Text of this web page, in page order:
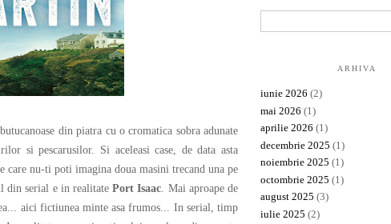
din piatra cu o cromatica sobra adunate
si pescarusilor. Si aceleasi case, de data asta
nu-ti poti imagina doua masini trecand una pe
din serial e in realitatePort Isaac . Mai aproape de
aici fictiunea minte asa frumos... In serial, timp
ARHIVA
iunie 2026 (2)
mai 2026 (1)
aprilie 2026 (1)
decembrie 2025 (1)
noiembrie 2025 (1)
octombrie 2025 (1)
august 2025 (3)
iulie 2025 (2)